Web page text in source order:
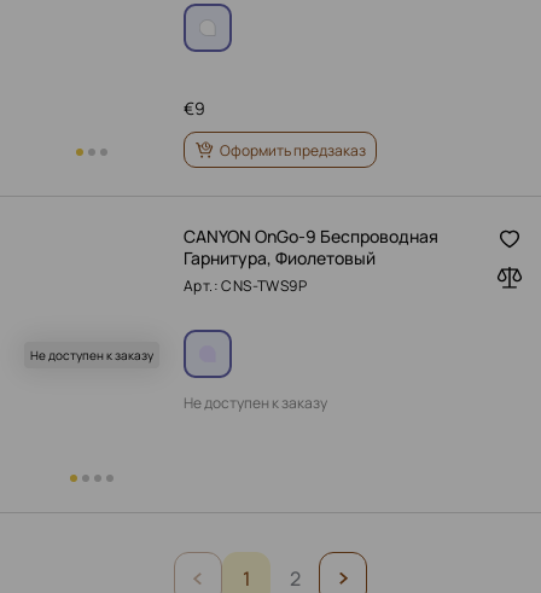
9
€
Оформить предзаказ
Не доступен к заказу
CANYON OnGo-9 Беспроводная
Гарнитура, Фиолетовый
Арт.: CNS-TWS9P
Не доступен к заказу
1 2